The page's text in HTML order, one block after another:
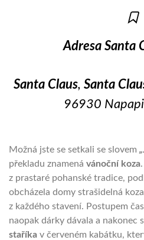
Adresa Santa
Santa Claus, Santa
96930
Možná jste se setkali se slovem „
překladu znamená vánoční koza
z prastaré pohanské tradice,
obcházela domy strašidelná
z každého stavení. Postupem
naopak dárky dávala a nakonec
staříka v červeném kabátku,